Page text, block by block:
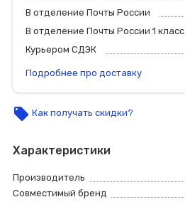
В отделение Почты России
В отделение Почты России 1 класс
Курьером СДЭК
Подробнее про доставку
local_offer Как получать скидки?
Характеристики
Производитель
Совместимый бренд